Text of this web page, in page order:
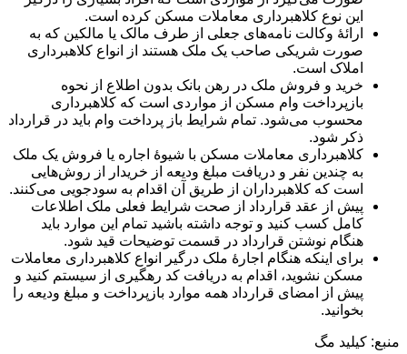
این نوع کلاهبرداری معاملات مسکن کرده است.
ارائۀ وکالت نامه‌های جعلی از طرف مالک یا مالکین که به
صورت شریکی صاحب یک ملک هستند از انواع کلاهبرداری
املاک است.
خرید و فروش ملک در رهن بانک بدون اطلاع از نحوه
بازپرداخت وام مسکن از مواردی است که کلاهبرداری
محسوب می‌شود. تمام شرایط باز پرداخت وام باید در قرارداد
ذکر شود.
کلاهبرداری معاملات مسکن با شیوۀ اجاره یا فروش یک ملک
به چندین نفر و دریافت مبلغ ودیعه از خریدار از روش‌هایی
است که کلاهبرداران از طریق آن اقدام به سودجویی می‌کنند.
پیش از عقد قرارداد از صحت شرایط فعلی ملک اطلاعات
کامل کسب کنید و توجه داشته باشید تمام این موارد باید
هنگام نوشتن قرارداد در قسمت توضیحات قید شود.
برای اینکه هنگام اجارۀ ملک درگیر انواع کلاهبرداری معاملات
مسکن نشوید، اقدام به دریافت کد رهگیری از سیستم کنید و
پیش از امضای قرارداد همه موارد بازپرداخت و مبلغ ودیعه را
بخوانید.
منبع: کیلید مگ